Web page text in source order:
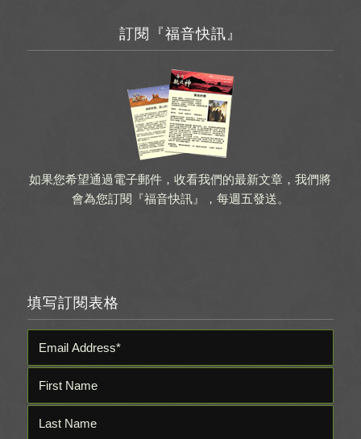
訂閱『福音快訊』
如果您希望通過電子郵件，收看我們的最新文章，我們將
會為您訂閱『福音快訊』，每週五發送。
填写訂閱表格